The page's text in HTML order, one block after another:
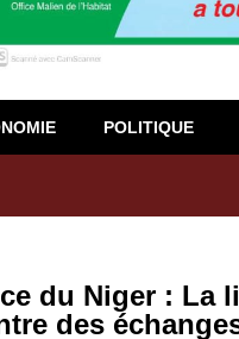
POLITIQUE
Nyèsigiso : L’encours
du Niger : La
des